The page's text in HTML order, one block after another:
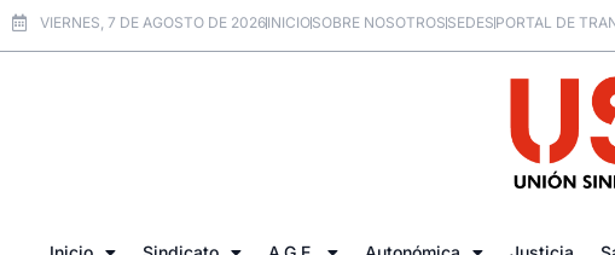
VIERNES, 7 DE AGOSTO DE 2026INICIOSOBRE NOSOTROSSEDESPORTAL DE